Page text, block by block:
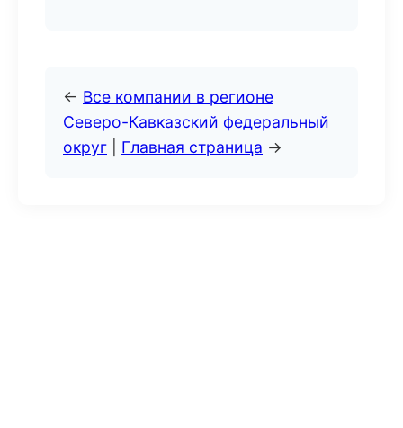
← Все компании в регионе
Северо-Кавказский федеральный
округ
Главная страница →